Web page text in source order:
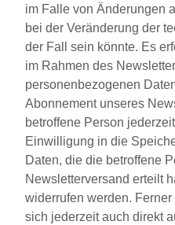
im Falle von Änderungen
bei der Veränderung der
der Fall sein könnte. Es
im Rahmen des
personenbezogenen
Abonnement unseres
betroffene Person
Einwilligung in die
Daten, die die betroffene
Newsletterversand erteilt
widerrufen werden.
sich jederzeit auch direkt